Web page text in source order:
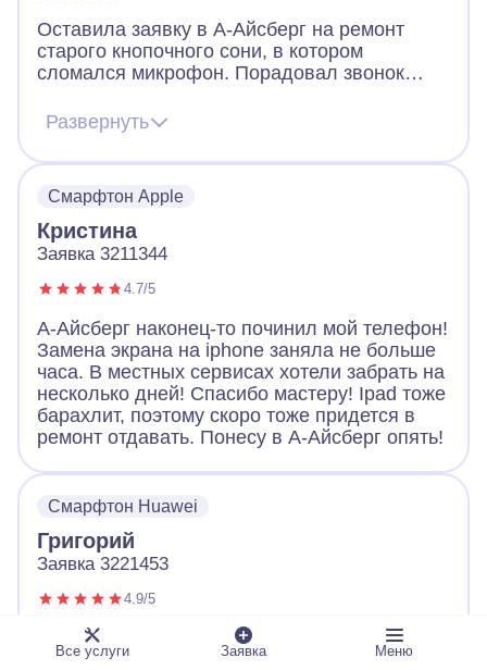
Оставила заявку в А-Айсберг на ремонт
старого кнопочного сони, в котором
сломался микрофон. Порадовал звонок
назначил мастера, договорились, что он
приедет вечером того же дня. Так и
случилось. Мастер разобрал телефон, что-
Большое спасибо!
Развернуть
Смарфтон Apple
Кристина
Заявка 3211344
4.7/5
А-Айсберг наконец-то починил мой телефон!
Замена экрана на iphone заняла не больше
часа. В местных сервисах хотели забрать на
несколько дней! Спасибо мастеру! Ipad тоже
барахлит, поэтому скоро тоже придется в
ремонт отдавать. Понесу в А-Айсберг опять!
Смарфтон Huawei
Григорий
Заявка 3221453
4.9/5
Обращался с неисправным телефоном в А-
Айсберг. Оператор вежливо выслушал и
Все услуги Заявка Меню